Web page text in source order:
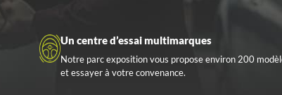
Un centre d’essai multimarques
Notre parc exposition vous propose environ 200
et essayer à votre convenance.